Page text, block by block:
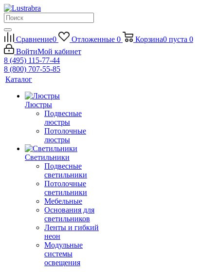
Сравнение0 Отложенные 0 Корзина0 пуста 0
ВойтиМой кабинет
8 (495) 115-77-44
8 (800) 707-55-85
Каталог
Люстры
Подвесные
люстры
Потолочные
люстры
Светильники
Подвесные
светильники
Потолочные
светильники
Мебельные
Основания для
светильников
Ленты и гибкий
неон
Модульные
системы
освещения